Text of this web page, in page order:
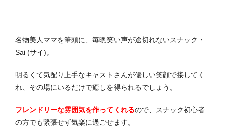
名物美人ママを筆頭に、毎晩笑い声が途切れないスナック・
Sai (サイ)。
明るくて気配り上手なキャストさんが優しい笑顔で接してく
れ、その場にいるだけで癒しを得られるでしょう。
フレンドリーな雰囲気を作ってくれるので、スナック初心者
の方でも緊張せず気楽に過ごせます。